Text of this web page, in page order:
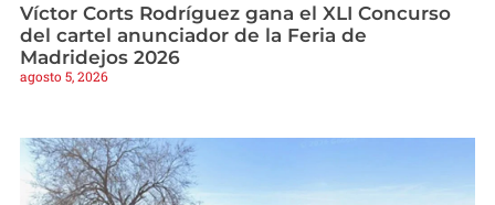
Víctor Corts Rodríguez gana el XLI Concurso
del cartel anunciador de la Feria de
Madridejos 2026
agosto 5, 2026